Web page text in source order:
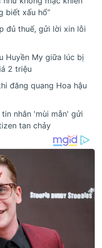
biết xấu hổ”
đủ thuế, gửi lời xin lỗi
Huyền My giữa lúc bị
2 triệu
đăng quang Hoa hậu
nhắn 'mùi mẫn' gửi
tan chảy